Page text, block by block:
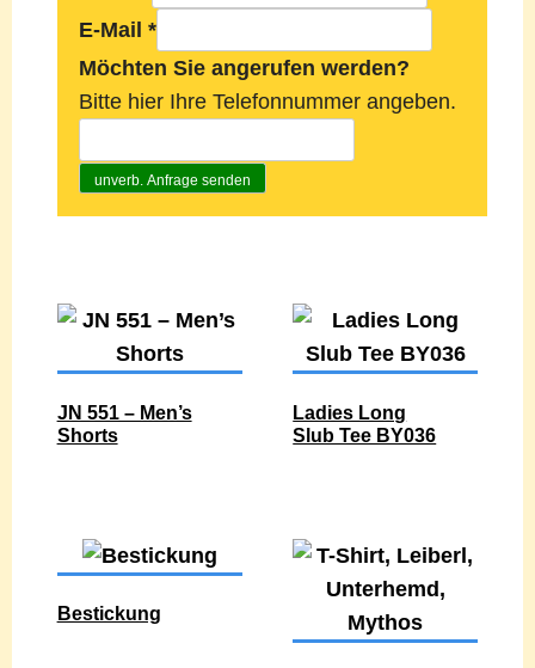
E-Mail *
Möchten Sie angerufen werden?
Bitte hier Ihre Telefonnummer angeben.
unverb. Anfrage senden
JN 551 – Men’s
Shorts
Ladies Long
Slub Tee BY036
Bestickung